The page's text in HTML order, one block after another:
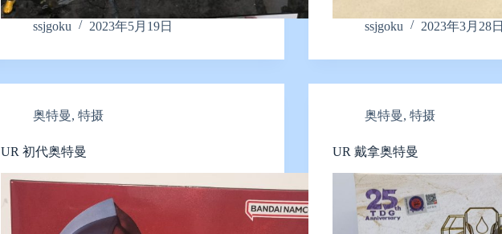
ssjgoku 2023年5月19日 ssjgoku 2023年3月28日
奥特曼,特摄
UR 初代奥特曼
奥特曼,特摄
UR 戴拿奥特曼